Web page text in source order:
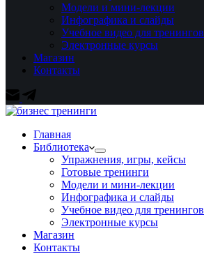
Модели и мини-лекции
Инфографика и слайды
Учебное видео для тренингов
Электронные курсы
Магазин
Контакты
Главная
Библиотека
Упражнения, игры, кейсы
Готовые тренинги
Модели и мини-лекции
Инфографика и слайды
Учебное видео для тренингов
Электронные курсы
Магазин
Контакты